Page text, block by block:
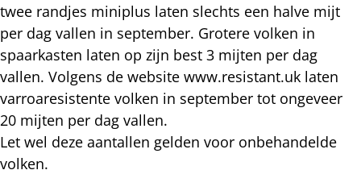
twee randjes miniplus laten slechts een halve mijt
per dag vallen in september. Grotere volken in
spaarkasten laten op zijn best 3 mijten per dag
vallen. Volgens de website www.resistant.uk laten
varroaresistente volken in september tot ongeveer
20 mijten per dag vallen.
Let wel deze aantallen gelden voor onbehandelde
volken.